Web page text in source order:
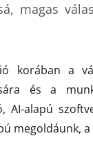
magas
korában a
és a
AI-alapú
megoldáunk,